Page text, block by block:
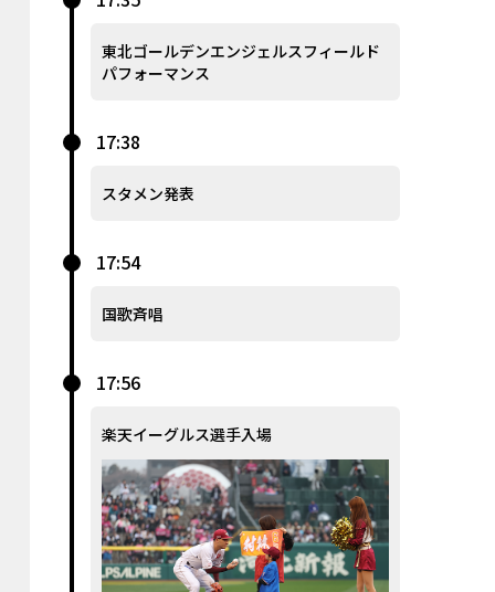
東北ゴールデンエンジェルスフィールド
パフォーマンス
17:38
スタメン発表
17:54
国歌斉唱
17:56
楽天イーグルス選手入場